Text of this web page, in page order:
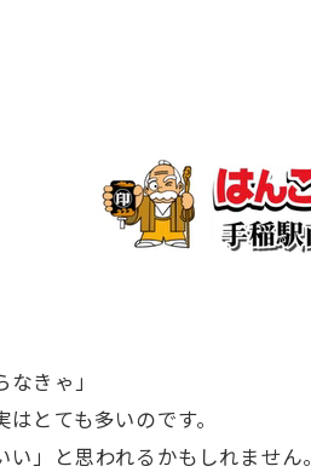
きゃ」
とても多いのです。
」と思われるかもしれません。